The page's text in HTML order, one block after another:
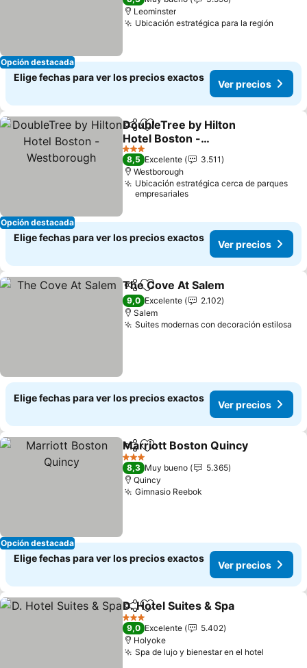
Opción destacada
Leominster
Ubicación estratégica para la región
Elige fechas para ver los precios exactos
Ver precios
Opción destacada
CompartirAgregar a favoritos
DoubleTree by Hilton
Hotel Boston -
Westborough
3 Estrellas
8,5 Excelente
3.511
Westborough
Ubicación estratégica cerca de parques
empresariales
Elige fechas para ver los precios exactos
Ver precios
Compartir
Agregar a favoritos
The Cove At Salem
9,0 Excelente
2.102
Salem
Suites modernas con decoración estilosa
Elige fechas para ver los precios exactos
Ver precios
Opción destacada
CompartirAgregar a favoritos
Marriott Boston Quincy
3 Estrellas
8,3 Muy bueno
5.365
Quincy
Gimnasio Reebok
Elige fechas para ver los precios exactos
Ver precios
CompartirAgregar a favoritos
D. Hotel Suites & Spa
3 Estrellas
9,0 Excelente
5.402
Holyoke
Spa de lujo y bienestar en el hotel